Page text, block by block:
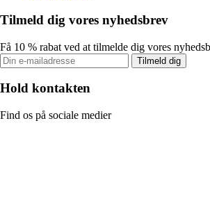
Tilmeld dig vores nyhedsbrev
Få 10 % rabat ved at tilmelde dig vores
Tilmeld dig
Hold kontakten
Find os på sociale medier